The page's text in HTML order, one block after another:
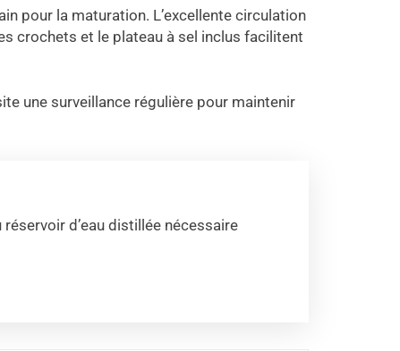
pour la maturation. L’excellente circulation
crochets et le plateau à sel inclus facilitent
une surveillance régulière pour maintenir
d’eau distillée nécessaire